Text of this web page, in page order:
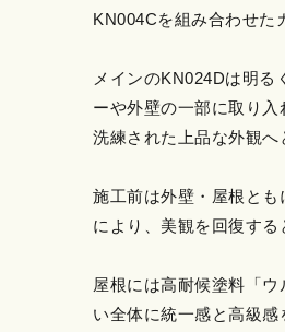
KN004Cを組み合わせた
メインのKN024Dは明
ーや外壁の一部に取り
洗練された上品な外観
施工前は外壁・屋根と
により、美観を回復す
屋根には高耐候塗料「
い全体に統一感と高級